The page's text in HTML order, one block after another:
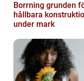
Borrning grunden för
hållbara
under mark